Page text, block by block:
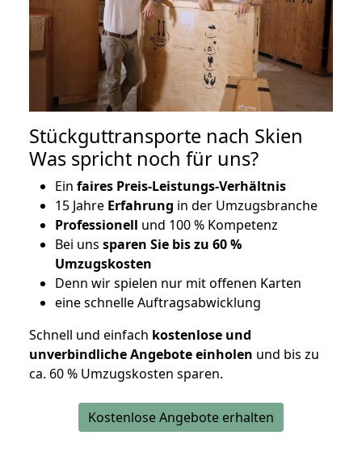
Stückguttransporte nach Skien
Was spricht noch für uns?
Ein faires Preis-Leistungs-Verhältnis
15 Jahre Erfahrung in der Umzugsbranche
Professionell und 100 % Kompetenz
Bei uns sparen Sie bis zu 60 %
Umzugskosten
Denn wir spielen nur mit offenen Karten
eine schnelle Auftragsabwicklung
Schnell und einfach kostenlose und
unverbindliche Angebote einholen und bis zu
ca. 60 % Umzugskosten sparen.
Kostenlose Angebote erhalten